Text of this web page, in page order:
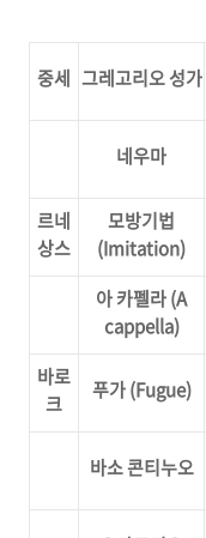
중세 그레고리오 성가
네우마
르네
상스
모방기법
(Imitation)
아 카펠라 (A
cappella)
바로
크
푸가 (Fugue)
바소 콘티누오